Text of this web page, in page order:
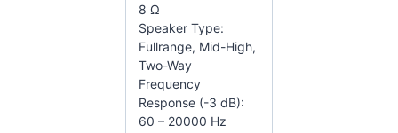
8 Ω
Speaker Type:
Fullrange, Mid-High,
Two-Way
Frequency
Response (-3 dB):
60 – 20000 Hz